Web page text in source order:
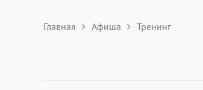
Главная Афиша Тренинг